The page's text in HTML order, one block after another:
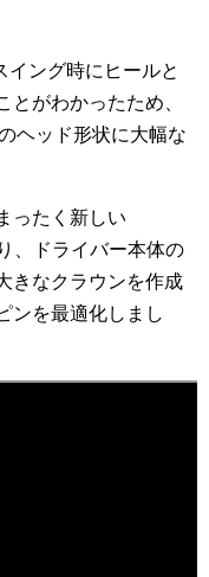
イング時にヒールと
とがわかったため、
ヘッド形状に大幅な
ったく新しい
、ドライバー本体の
きなクラウンを作成
ンを最適化しまし